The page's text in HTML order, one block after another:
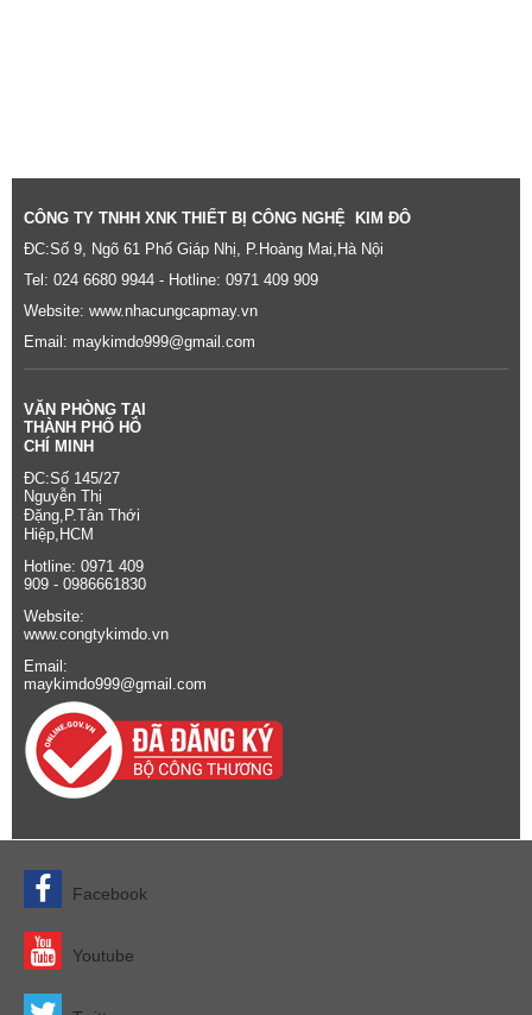
CÔNG TY TNHH XNK THIẾT BỊ CÔNG NGHỆ KIM ĐÔ
ĐC:Số 9, Ngõ 61 Phố Giáp Nhị, P.Hoàng Mai,Hà Nội
Tel: 024 6680 9944 - Hotline: 0971 409 909
Website: www.nhacungcapmay.vn
Email: maykimdo999@gmail.com
VĂN PHÒNG TẠI
THÀNH PHỐ HỒ
CHÍ MINH
ĐC:Số 145/27
Nguyễn Thị
Đặng,P.Tân Thới
Hiệp,HCM
Hotline: 0971 409
909 - 0986661830
Website:
www.congtykimdo.vn
Email:
maykimdo999@gmail.com
Facebook
Youtube